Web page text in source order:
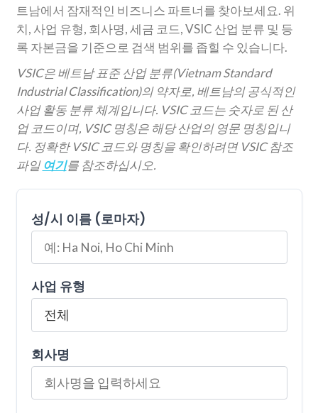
트남에서 잠재적인 비즈니스 파트너를 찾아보세요. 위
치, 사업 유형, 회사명, 세금 코드, VSIC 산업 분류 및 등
록 자본금을 기준으로 검색 범위를 좁힐 수 있습니다.
VSIC은 베트남 표준 산업 분류(Vietnam Standard
Industrial Classification)의 약자로, 베트남의 공식적인
사업 활동 분류 체계입니다. VSIC 코드는 숫자로 된 산
업 코드이며, VSIC 명칭은 해당 산업의 영문 명칭입니
다. 정확한 VSIC 코드와 명칭을 확인하려면 VSIC 참조
파일여기를 참조하십시오.
성/시 이름 (로마자)
사업 유형
회사명